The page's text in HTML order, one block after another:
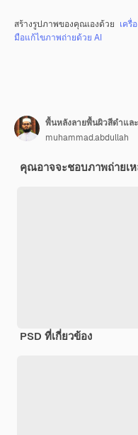
สร้างรูปภาพของคุณเองด้วย เครื่
มือแก้ไขภาพถ่ายด้วย AI
พื้นหลังลายพื้นผิวสีดำแล
muhammad.abdullah
คุณอาจจะชอบภาพถ่ายเ
PSD ที่เกี่ยวข้อง